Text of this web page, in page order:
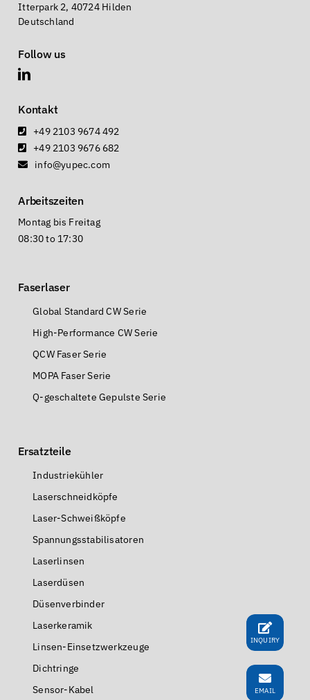
Itterpark 2, 40724 Hilden
Deutschland
Follow us
Kontakt
+49 2103 9674 492
+49 2103 9676 682
info@yupec.com
Arbeitszeiten
Montag bis Freitag
08:30 to 17:30
Faserlaser
Global Standard CW Serie
High-Performance CW Serie
QCW Faser Serie
MOPA Faser Serie
Q-geschaltete Gepulste Serie
Ersatzteile
Industriekühler
Laserschneidköpfe
Laser-Schweißköpfe
Spannungsstabilisatoren
Laserlinsen
Laserdüsen
Düsenverbinder
Laserkeramik
Linsen-Einsetzwerkzeuge
Dichtringe
Sensor-Kabel
INQUIRY
EMAIL